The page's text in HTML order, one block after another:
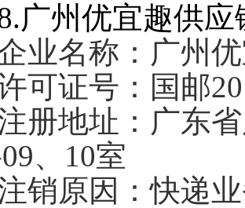
广州优宜趣供
业名称：广州
可证号：国邮
册地址：广东
、10室
销原因：快递